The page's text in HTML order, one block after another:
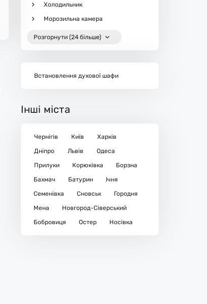
Холодильник
Морозильна камера
Розгорнути (24 більше)
Встановлення духової шафи
Інші міста
Чернігів Київ
Харків
Дніпро
Львів
Одеса
Прилуки
Корюківка
Борзна
Бахмач
Батурин
Ічня
Семенівка
Сновськ
Городня
Мена
Новгород-Сіверський
Бобровиця
Остер Носівка